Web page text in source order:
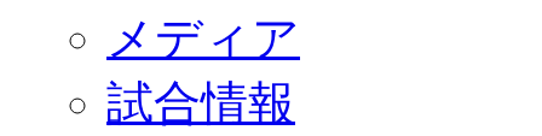
FANCOMMUNITY
2026/27ファンコミュニティ
サポートショップ
GOODS
オフィシャルストア（実店舗）
メディア
試合情報